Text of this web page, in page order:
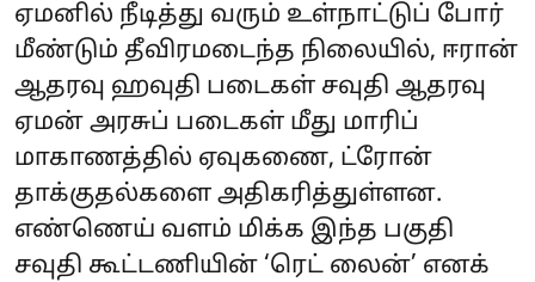
ஏமனில் நீடித்து வரும் உள்நாட்டுப் போர்
மீண்டும் தீவிரமடைந்த நிலையில், ஈரான்
ஆதரவு ஹவுதி படைகள் சவுதி ஆதரவு
ஏமன் அரசுப் படைகள் மீது மாரிப்
மாகாணத்தில் ஏவுகணை, ட்ரோன்
தாக்குதல்களை அதிகரித்துள்ளன.
எண்ணெய் வளம் மிக்க இந்த பகுதி
சவுதி கூட்டணியின் ‘ரெட் லைன்’ எனக்